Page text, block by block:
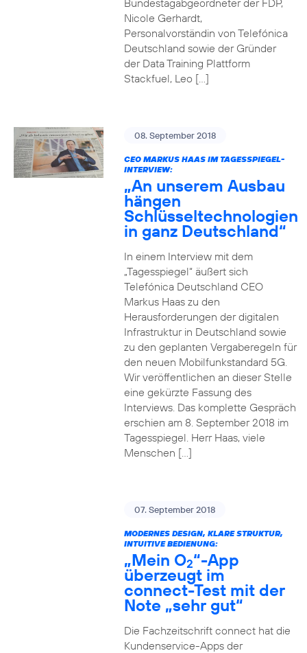
Bundestagabgeordneter der FDP,
Nicole Gerhardt,
Personalvorständin von Telefónica
Deutschland sowie der Gründer
der Data Training Plattform
Stackfuel, Leo […]
08. September 2018
CEO MARKUS HAAS IM TAGESSPIEGEL-
INTERVIEW:
„An unserem Ausbau
hängen
Schlüsseltechnologien
in ganz Deutschland“
In einem Interview mit dem
„Tagesspiegel“ äußert sich
Telefónica Deutschland CEO
Markus Haas zu den
Herausforderungen der digitalen
Infrastruktur in Deutschland sowie
zu den geplanten Vergaberegeln für
den neuen Mobilfunkstandard 5G.
Wir veröffentlichen an dieser Stelle
eine gekürzte Fassung des
Interviews. Das komplette Gespräch
erschien am 8. September 2018 im
Tagesspiegel. Herr Haas, viele
Menschen […]
07. September 2018
MODERNES DESIGN, KLARE STRUKTUR,
INTUITIVE BEDIENUNG:
„Mein O2“-App
überzeugt im
connect-Test mit der
Note „sehr gut“
Die Fachzeitschrift connect hat die
Kundenservice-Apps der